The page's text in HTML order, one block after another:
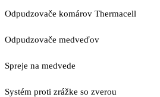
Odpudzovače komárov Thermacell
Odpudzovače medveďov
Spreje na medvede
Systém proti zrážke so zverou